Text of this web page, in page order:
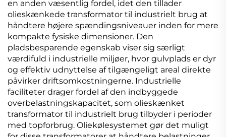
en anden væsentlig fordel, idet den tillader
olieskænkede transformator til industrielt brug at
håndtere højere spændingsniveauer inden for mere
kompakte fysiske dimensioner. Den
pladsbesparende egenskab viser sig særligt
værdifuld i industrielle miljøer, hvor gulvplads er dyr
og effektiv udnyttelse af tilgængeligt areal direkte
påvirker driftsomkostningerne. Industrielle
faciliteter drager fordel af den indbyggede
overbelastningskapacitet, som olieskænket
transformator til industrielt brug tilbyder i perioder
med topforbrug. Oliekølesystemet gør det muligt